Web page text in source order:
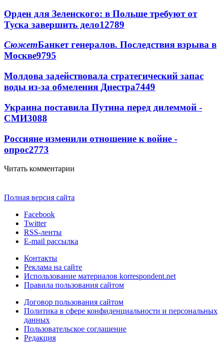
Орден для Зеленского: в Польше требуют от
Туска завершить дело12789
СюжетБанкет генералов. Последствия взрыва в
Москве9795
Молдова задействовала стратегический запас
воды из-за обмеления Днестра7449
Украина поставила Путина перед дилеммой -
СМИ3088
Россияне изменили отношение к войне -
опрос2773
Читать комментарии
Полная версия сайта
Facebook
Twitter
RSS-ленты
E-mail рассылка
Контакты
Реклама на сайте
Использование материалов korrespondent.net
Правила пользования сайтом
Договор пользования сайтом
Политика в сфере конфиденциальности и персональных
данных
Пользовательское соглашение
Редакция